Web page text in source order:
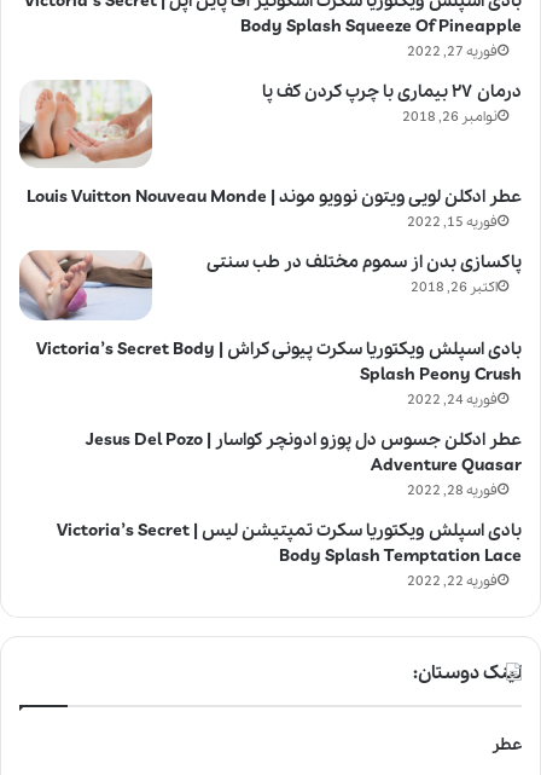
Body Splash Squeeze Of Pineapple
فوریه 27, 2022
درمان ۲۷ بیماری با چرپ کردن کف پا
نوامبر 26, 2018
عطر ادکلن لویی ویتون نوویو موند | Louis Vuitton Nouveau Monde
فوریه 15, 2022
پاکسازی بدن از سموم مختلف در طب سنتی
اکتبر 26, 2018
بادی اسپلش ویکتوریا سکرت پیونی کراش | Victoria’s Secret Body
Splash Peony Crush
فوریه 24, 2022
عطر ادکلن جسوس دل پوزو ادونچر کواسار | Jesus Del Pozo
Adventure Quasar
فوریه 28, 2022
بادی اسپلش ویکتوریا سکرت تمپتیشن لیس | Victoria’s Secret
Body Splash Temptation Lace
فوریه 22, 2022
لینک دوستان:
عطر